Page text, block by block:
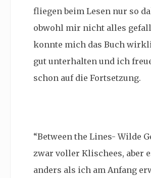
fliegen beim Lesen nur so
obwohl mir nicht alles
konnte mich das Buch
gut unterhalten und ich
schon auf die Fortsetzung.
“Between the Lines- Wilde
zwar voller Klischees, aber
anders als ich am Anfang